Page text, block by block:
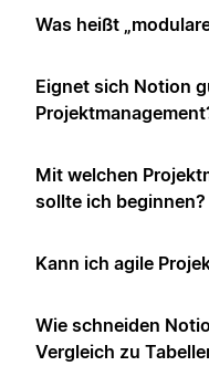
Was heißt
Eignet sich Notion
Mit welchen
sollte ich beginnen?
Kann ich agile
Wie schneiden
Vergleich zu